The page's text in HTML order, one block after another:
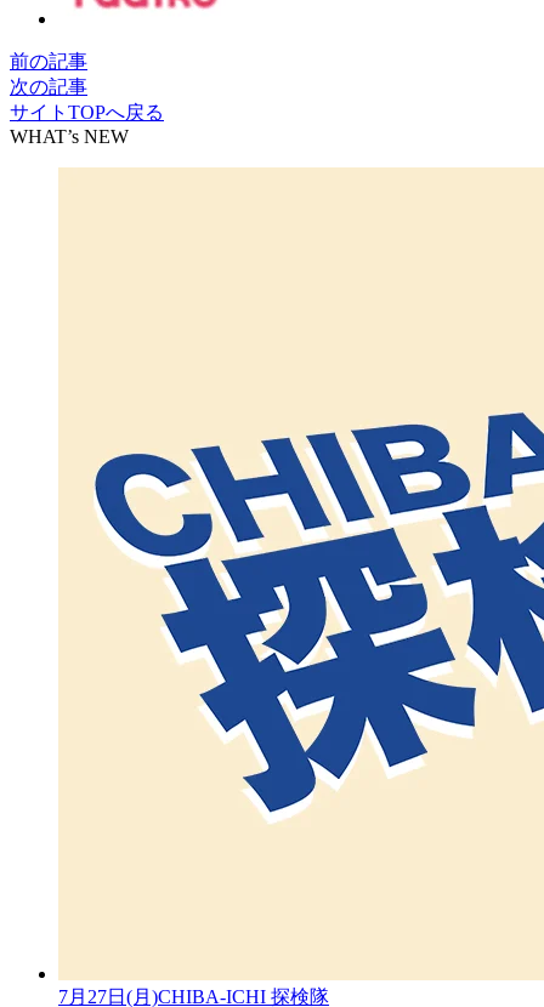
前の記事
次の記事
サイトTOPへ戻る
WHAT’s NEW
7月27日(月)CHIBA-ICHI 探検隊